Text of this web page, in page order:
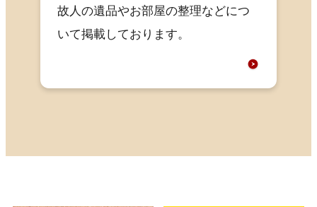
故人の遺品やお部屋の整理などにつ
いて掲載しております。